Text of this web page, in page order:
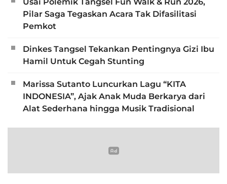
Pilar Saga Tegaskan Acara Tak Difasilitasi
Pemkot
Dinkes Tangsel Tekankan Pentingnya Gizi Ibu
Hamil Untuk Cegah Stunting
Marissa Sutanto Luncurkan Lagu “KITA
INDONESIA”, Ajak Anak Muda Berkarya dari
Alat Sederhana hingga Musik Tradisional